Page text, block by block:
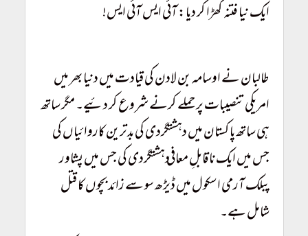
ایک نیا فتنہ کھڑا کر دیا: آئی ایس آئی ایس!
طالبان نے اوسامہ بن لادن کی قیادت میں دنیا بھر میں
امریکی تنصیبات پر حملے کرنے شروع کر دئیے۔ مگر ساتھ
ہی ساتھ پاکستان میں دہشتگردی کی بدترین کاروائیاں کی
جس میں ایک ناقابلِ معافی دہشتگردی کی جس میں پشاور
پبلک آرمی اسکول میں ڈیڑھ سو سے زائد بچوں کا قتل
شامل ہے۔